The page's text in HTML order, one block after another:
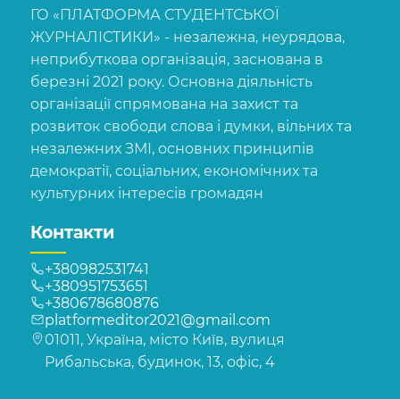
ГО «ПЛАТФОРМА СТУДЕНТСЬКОЇ
ЖУРНАЛІСТИКИ» - незалежна, неурядова,
неприбуткова організація, заснована в
березні 2021 року. Основна діяльність
організації спрямована на захист та
розвиток свободи слова і думки, вільних та
незалежних ЗМІ, основних принципів
демократії, соціальних, економічних та
культурних інтересів громадян
Контакти
+380982531741
+380951753651
+380678680876
platformeditor2021@gmail.com
01011, Україна, місто Київ, вулиця
Рибальська, будинок, 13, офіс, 4